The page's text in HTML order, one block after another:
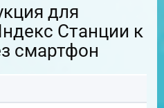
для
Станции к
смартфон